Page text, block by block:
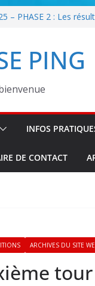
– PHASE 2 : Les
– PHASE 2 : Les
– PHASE 1 : Les
PING
INFOS
DE CONTACT
ARCHIVES DU SITE